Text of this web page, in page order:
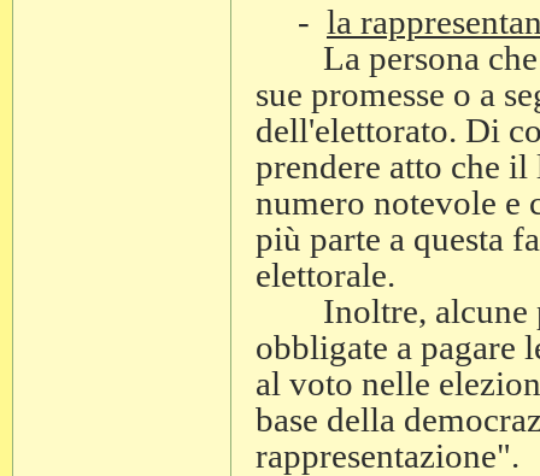
- la
La persona che
sue promesse o a
dell'elettorato. Di
prendere atto che
numero notevole e
più parte a questa
elettorale.
Inoltre, alcune
obbligate a pagare
al voto nelle
base della
rappresentazione".